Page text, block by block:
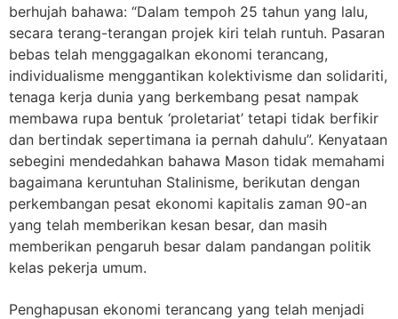
berhujah bahawa: “Dalam tempoh 25 tahun yang lalu,
secara terang-terangan projek kiri telah runtuh. Pasaran
bebas telah menggagalkan ekonomi terancang,
individualisme menggantikan kolektivisme dan solidariti,
tenaga kerja dunia yang berkembang pesat nampak
membawa rupa bentuk ‘proletariat’ tetapi tidak berfikir
dan bertindak sepertimana ia pernah dahulu”. Kenyataan
sebegini mendedahkan bahawa Mason tidak memahami
bagaimana keruntuhan Stalinisme, berikutan dengan
perkembangan pesat ekonomi kapitalis zaman 90-an
yang telah memberikan kesan besar, dan masih
memberikan pengaruh besar dalam pandangan politik
kelas pekerja umum.
Penghapusan ekonomi terancang yang telah menjadi